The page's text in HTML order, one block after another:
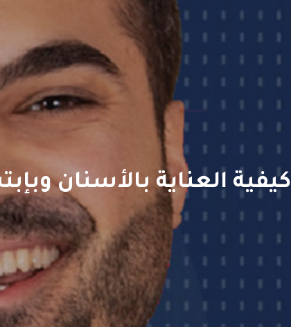
كيفية العناية بالأسنان